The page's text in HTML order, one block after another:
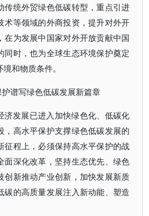
传统外贸绿色低碳转型，重点引进
术等领域的外商投资，提升对外开
在为发展中国家对外开放贡献中国
同时，也为全球生态环境保护奠定
和物质条件。
谱写绿色低碳发展新篇章
济发展已进入加快绿色化、低碳化
，高水平保护支撑绿色低碳发展的
征程上，必须保持高水平保护的战
面深化改革，坚持生态优先、绿色
创新推动产业创新，加快发展新质
碳的高质量发展注入新动能、塑造